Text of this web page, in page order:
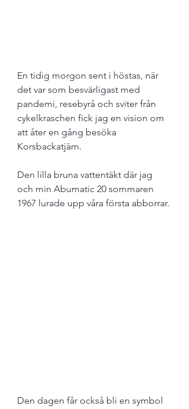
En tidig morgon sent i höstas, när
det var som besvärligast med
pandemi, resebyrå och sviter från
cykelkraschen fick jag en vision om
att åter en gång besöka
Korsbackatjärn.
Den lilla bruna vattentäkt där jag
och min Abumatic 20 sommaren
1967 lurade upp våra första abborrar.
Den dagen får också bli en symbol